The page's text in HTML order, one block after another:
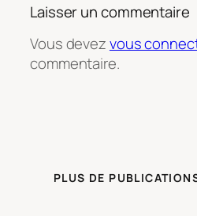
Laisser un commentaire
Vous devezvous
commentaire.
PLUS DE